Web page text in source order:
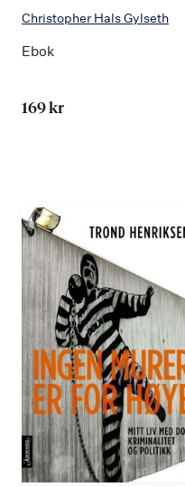
Christopher Hals Gylseth
Ebok
169 kr